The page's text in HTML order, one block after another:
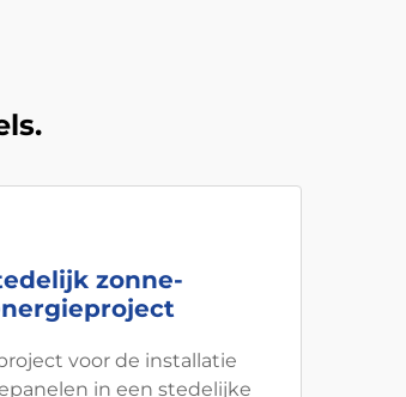
zonne-
voor de installatie
in een stedelijke